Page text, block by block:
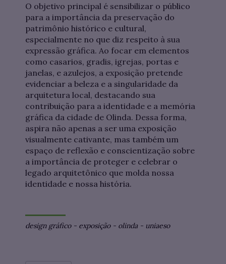
O objetivo principal é sensibilizar o público
para a importância da preservação do
patrimônio histórico e cultural,
especialmente no que diz respeito à sua
expressão gráfica. Ao focar em elementos
como casarios, gradis, igrejas, portas e
janelas, e azulejos, a exposição pretende
evidenciar a beleza e a singularidade da
arquitetura local, destacando sua
contribuição para a identidade e a memória
gráfica da cidade de Olinda. Dessa forma,
aspira não apenas a ser uma exposição
visualmente cativante, mas também um
espaço de reflexão e conscientização sobre
a importância de proteger e celebrar o
legado arquitetônico que molda nossa
identidade e nossa história.
design gráfico- exposição- olinda - uniaeso